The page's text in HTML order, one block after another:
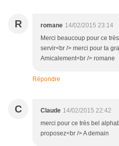
R romane 14/02/2015 23:14
Merci beaucoup pour ce
servir<br /> merci pour ta
Amicalement<br /> romane
Répondre
C Claude 14/02/2015 22:42
merci pour ce très bel
proposez<br /> A demain